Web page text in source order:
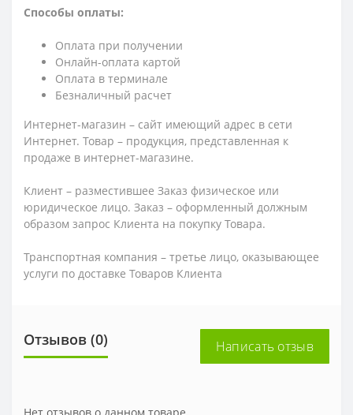
Способы оплаты:
Оплата при получении
Онлайн-оплата картой
Оплата в терминале
Безналичный расчет
Интернет-магазин – сайт имеющий адрес в сети
Интернет. Товар – продукция, представленная к
продаже в интернет-магазине.
Клиент – разместившее Заказ физическое или
юридическое лицо. Заказ – оформленный должным
образом запрос Клиента на покупку Товара.
Транспортная компания – третье лицо, оказывающее
услуги по доставке Товаров Клиента
Отзывов (0) Написать отзыв